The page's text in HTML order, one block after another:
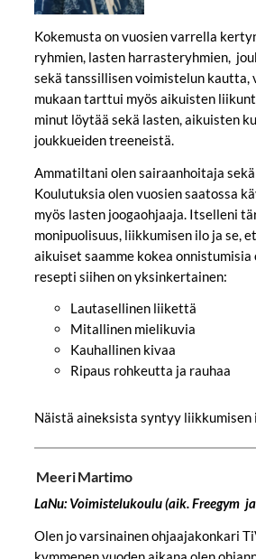
Kokemusta on vuosien varrella
ryhmien, lasten harrasteryhmien,
sekä tanssillisen voimistelun kautta,
mukaan tarttui myös aikuisten
minut löytää sekä lasten, aikuisten
joukkueiden treeneistä.
Ammatiltani olen sairaanhoitaja
Koulutuksia olen vuosien saatossa
myös lasten joogaohjaaja. Itselleni
monipuolisuus, liikkumisen ilo ja se,
aikuiset saamme kokea onnistumisia
resepti siihen on yksinkertainen:
Lautasellinen liikettä
Mitallinen mielikuvia
Kauhallinen kivaa
Ripaus rohkeutta ja rauhaa
Näistä aineksista syntyy liikkumisen
Meeri Martimo
LaNu: Voimistelukoulu (aik. Freegym
Olen jo varsinainen ohjaajakonkari